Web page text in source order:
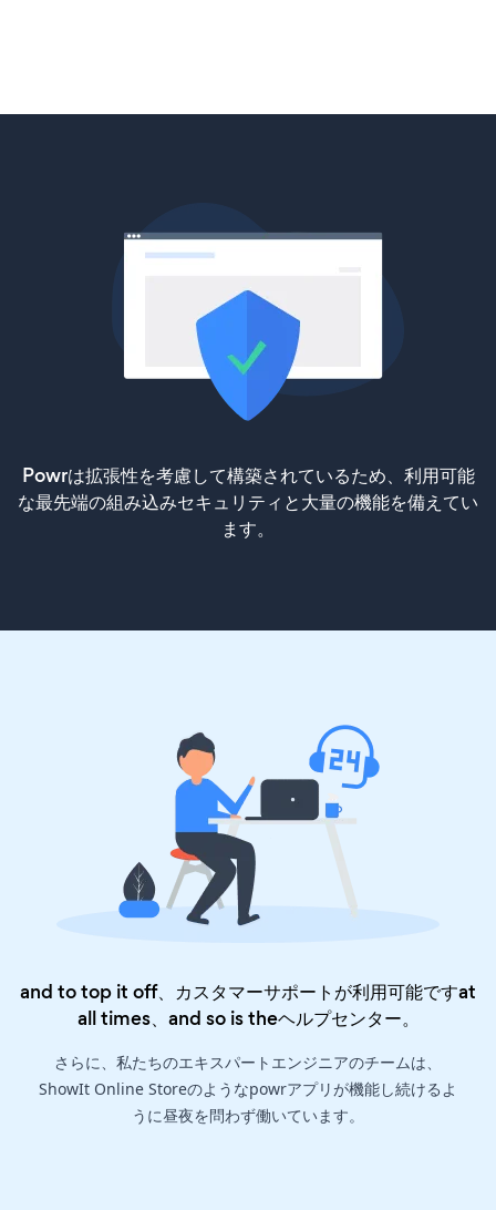
Powrは拡張性を考慮して構築されているため、利用可能
な最先端の組み込みセキュリティと大量の機能を備えてい
ます。
and to top it off、カスタマーサポートが利用可能ですat
all times、and so is theヘルプセンター。
さらに、私たちのエキスパートエンジニアのチームは、
ShowIt Online Storeのようなpowrアプリが機能し続けるよ
うに昼夜を問わず働いています。